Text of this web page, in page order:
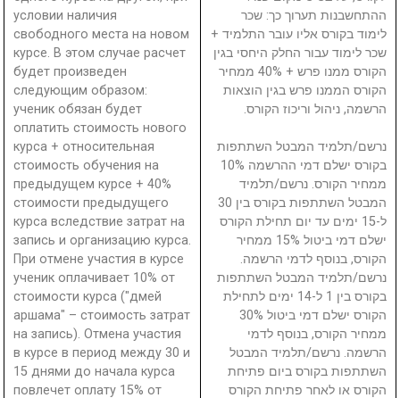
условии наличия
свободного места на новом
курсе. В этом случае расчет
будет произведен
следующим образом:
ученик обязан будет
оплатить стоимость нового
курса + относительная
стоимость обучения на
предыдущем курсе + 40%
стоимости предыдущего
курса вследствие затрат на
запись и организацию курса.
При отмене участия в курсе
ученик оплачивает 10% от
стоимости курса ("дмей
аршама" – стоимость затрат
на запись). Отмена участия
в курсе в период между 30 и
15 днями до начала курса
повлечет оплату 15% от
ההתחשבנות תערוך כך: שכר
לימוד בקורס אליו עובר התלמיד +
שכר לימוד עבור החלק היחסי בגין
הקורס ממנו פרש + 40% ממחיר
הקורס הממנו פרש בגין הוצאות
הרשמה, ניהול וריכוז הקורס.
נרשם/תלמיד המבטל השתתפות
בקורס ישלם דמי ההרשמה 10%
ממחיר הקורס. נרשם/תלמיד
המבטל השתתפות בקורס בין 30
ל-15 ימים עד יום תחילת הקורס
ישלם דמי ביטול 15% ממחיר
הקורס, בנוסף לדמי הרשמה.
נרשם/תלמיד המבטל השתתפות
בקורס בין 1 ל-14 ימים לתחילת
הקורס ישלם דמי ביטול 30%
ממחיר הקורס, בנוסף לדמי
הרשמה. נרשם/תלמיד המבטל
השתתפות בקורס ביום פתיחת
הקורס או לאחר פתיחת הקורס